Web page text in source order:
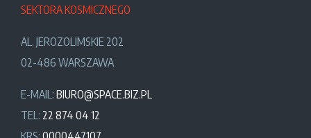
SEKTORA KOSMICZNEGO
AL. JEROZOLIMSKIE 202
02-486 WARSZAWA
E-MAIL: BIURO@SPACE.BIZ.PL
TEL: 22 874 04 12